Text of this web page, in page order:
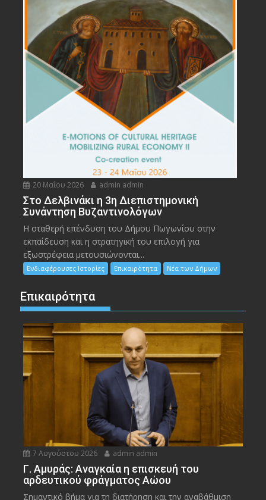
20 Μαΐου 2026 admin admin
Στο Δελβινάκι η 3η Διεπιστημονική
Συνάντηση Βυζαντινολόγων
Η σταθερή επένδυση του Δήμου Πωγωνίου στην
εκπαίδευση και η στρατηγική του επιλογή για
εξωστρέφεια μετουσιώνονται...
Ενδιαφέρουσες Ιστορίες Επικαιρότητα Νέα των Δήμων
Επικαιρότητα
7 Αυγούστου 2026 admin admin
Γ. Αμυράς: Αναγκαία η επισκευή του
αρδευτικού φράγματος Αώου
Σημαντικό βήμα για τη διατήρηση και την αναβάθμιση